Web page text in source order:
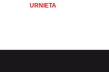
URNIETA